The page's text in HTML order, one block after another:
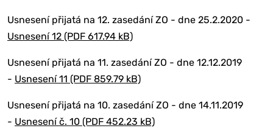
Usnesení přijatá na 12. zasedání ZO - dne 25.2.2020 -
Usnesení 12 (PDF 617.94 kB)
Usnesení přijatá na 11. zasedání ZO - dne 12.12.2019
- Usnesení 11 (PDF 859.79 kB)
Usnesení přijatá na 10. zasedání ZO - dne 14.11.2019
- Usnesení č. 10 (PDF 452.23 kB)